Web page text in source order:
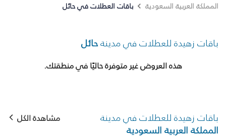
المملكة العربية السعودية
باقات العطلات في حائل
باقات زهيدة للعطلات في مدينةحائل
هذه العروض غير متوفرة حاليًا في منطقتك.
باقات زهيدة للعطلات في مدينة
المملكة العربية السعودية
مشاهدة الكل